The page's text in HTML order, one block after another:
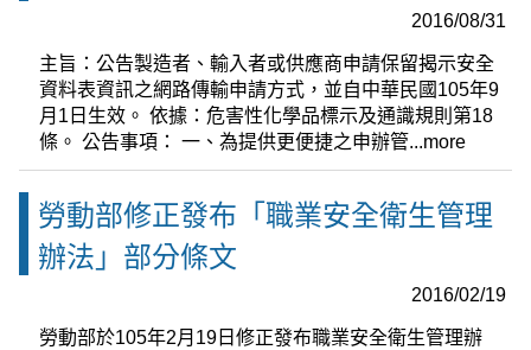
2016/08/31
主旨：公告製造者、輸入者或供應商申請保留揭示安全
資料表資訊之網路傳輸申請方式，並自中華民國105年9
月1日生效。 依據：危害性化學品標示及通識規則第18
條。 公告事項： 一、為提供更便捷之申辦管...more
勞動部修正發布「職業安全衛生管理
辦法」部分條文
2016/02/19
勞動部於105年2月19日修正發布職業安全衛生管理辦